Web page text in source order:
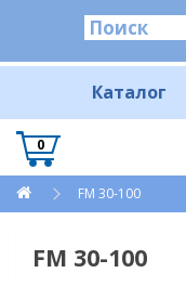
Каталог
0
FM 30-100
FM 30-100